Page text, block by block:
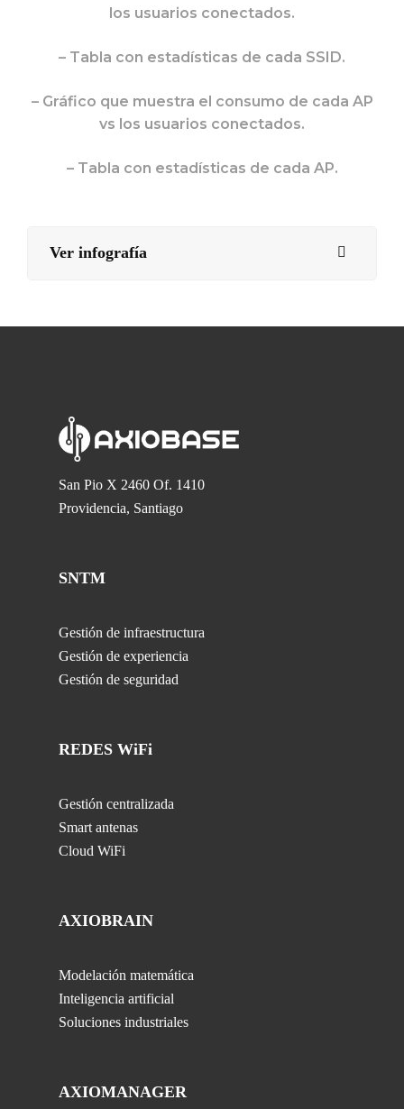
los usuarios conectados.
– Tabla con estadísticas de cada SSID.
– Gráfico que muestra el consumo de cada AP
vs los usuarios conectados.
– Tabla con estadísticas de cada AP.
Ver infografía
San Pio X 2460 Of. 1410
Providencia, Santiago
SNTM
Gestión de infraestructura
Gestión de experiencia
Gestión de seguridad
REDES WiFi
Gestión centralizada
Smart antenas
Cloud WiFi
AXIOBRAIN
Modelación matemática
Inteligencia artificial
Soluciones industriales
AXIOMANAGER